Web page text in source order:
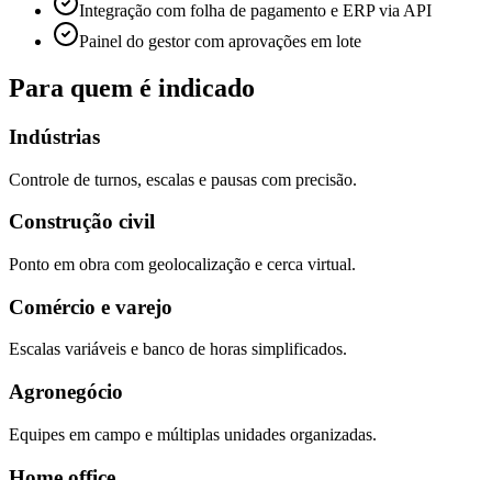
Integração com folha de pagamento e ERP via API
Painel do gestor com aprovações em lote
Para quem é indicado
Indústrias
Controle de turnos, escalas e pausas com precisão.
Construção civil
Ponto em obra com geolocalização e cerca virtual.
Comércio e varejo
Escalas variáveis e banco de horas simplificados.
Agronegócio
Equipes em campo e múltiplas unidades organizadas.